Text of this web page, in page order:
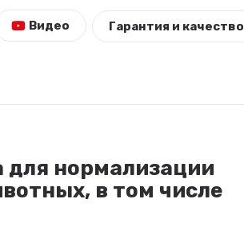
Видео Гарантия и качество
для нормализации
в том числе